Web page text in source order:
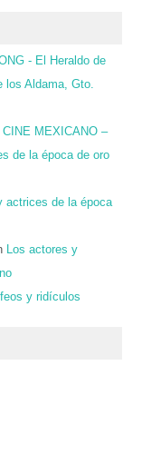
- El Heraldo de
los Aldama, Gto.
CINE MEXICANO –
de la época de oro
actrices de la época
Los actores y
y ridículos